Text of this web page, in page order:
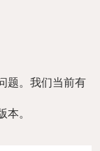
题。我们当前有
。